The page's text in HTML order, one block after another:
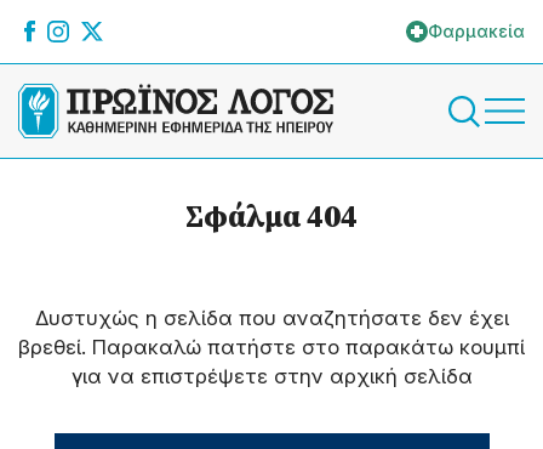
Φαρμακεία
Σφάλμα 404
Δυστυχώς η σελίδα που αναζητήσατε δεν έχει
βρεθεί. Παρακαλώ πατήστε στο παρακάτω κουμπί
για να επιστρέψετε στην αρχική σελίδα